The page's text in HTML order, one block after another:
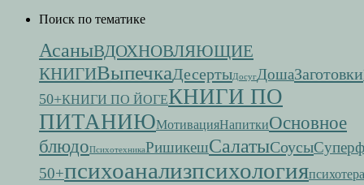
Поиск по тематике
АсаныВДОХНОВЛЯЮЩИЕ
КНИГИВыпечкаДесертыДосугДошаЗаготовки
50+КНИГИ ПО ЙОГЕКНИГИ ПО
ПИТАНИЮМотивацияНапиткиОсновное
блюдоПсихотехникаРишикешСалатыСоусы
50+психоанализпсихология